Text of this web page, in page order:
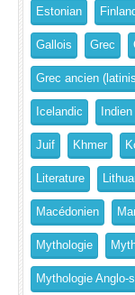
Estonian
Gallois Grec
Grec ancien
Icelandic Indien
Juif Khmer
Literature
Macédonien
Mythologie
Mythologie Anglo-